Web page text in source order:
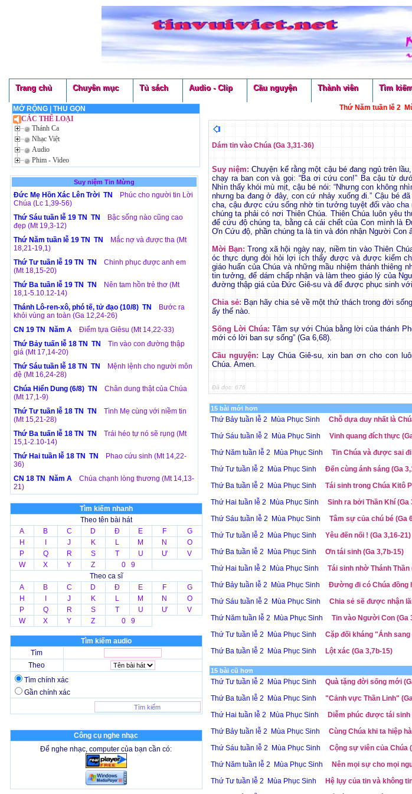
Trang chủ Chuyên mục Tủ sách Audio - Clip Cầu nguyện Thành viên Tìm
MỞ RỘNG
THU GỌN
CÁC THỂ LOẠI
Thánh Ca
Nhạc Việt
Audio
Phim - Video
Suy niệm Tin Mừng
Đức Mẹ Hồn Xác Lên Trời TN
Phúc cho người tin Lời
Chúa (Lc 1,39-56)
Thứ Sáu tuần lễ 19 TN TN
Bậc sống nào cũng cao
đẹp (Mt 19,3-12)
Thứ Năm tuần lễ 19 TN TN
Mắc nợ và được tha (Mt
18,21-19,1)
Thứ Tư tuần lễ 19 TN TN
Chinh phục được anh em
(Mt 18,15-20)
Thứ Ba tuần lễ 19 TN TN
Nên tam hồn trẻ thơ (Mt
18,1-5.10.12-14)
Thánh Lô-ren-xô, phó tế, tử đạo (10/8) TN
Bước ra
khỏi vùng an toàn (Ga 12,24-26)
CN 19 TN Năm A
Điểm tựa Giêsu (Mt 14,22-33)
Thứ Bảy tuấn lễ 18 TN TN
Tin vào con đường thập
giá (Mt 17,14-20)
Thứ Sáu tuần lễ 18 TN TN
Mệnh lệnh cho người môn
đệ (Mt 16,24-28)
Chúa Hiển Dung (6/8) TN
Chân dung thật của Chúa
(Mt 17,1-9)
Thứ Tư tuần lễ 18 TN TN
Tình Mẹ cùng với niềm tin
(Mt 15,21-28)
Thứ Ba tuấn lễ 18 TN TN
Trái héo tự nó sẽ rụng (Mt
15,1-2.10-14)
Thứ Hai tuần lễ 18 TN TN
Phao cứu sinh (Mt 14,22-
36)
CN 18 TN Năm A
Chúa chạnh lòng thương (Mt 14,13-
21)
Tìm kiếm nhanh
Theo tên bài hát
A
B C D Đ E F
G
H
J K L M N
O
P
Q R S T U Ư
V
W
X Y Z
0 9
Theo ca sĩ
A
B C D Đ E F
G
H
J K L M N
O
P
Q R S T U Ư
V
W
X Y Z 0 9
Tìm kiếm audio
Tìm
Theo
Tìm chính xác
Gần chính xác
Công cụ nghe nhạc
Để nghe nhạc, computer của bạn cần có:
Thứ Năm tuần lễ 2
Dám tin vào Chúa (Ga 3,31-36)
Suy niệm: Chuyện kể rằng một cậu bé đang ngủ trên
chạy ra ban con và gọi: “Ba ơi cứu con!” Ba cậu từ
Nhìn thấy khói mù mịt, cậu bé nói: “Nhưng con không
nhưng ba đang ở đây, con cứ nhảy xuống đi.” Cậu bé
cha, cậu được cứu sống nhờ tin tưởng tuyệt đối vào cha
chúng ta phải có nơi Thiên Chúa. Thiên Chúa luôn yêu
để cứu độ chúng ta, bằng cả cái chết của Con mình là
Ơn Cứu độ, phần chúng ta là tin và đón nhận Người Con
Mời Bạn: Trong xã hội ngày nay, niềm tin vào Thiên
óc thực dụng đòi hỏi lợi ích thấy được và được kiểm
giáo huấn của Chúa và những mầu nhiệm thánh
tin tưởng, để dám chấp nhận và làm theo giáo lý của
đường thập giá của Đức Giê-su và để được phục sinh
Chia sẻ: Bạn hãy chia sẻ về một thử thách trong đời
ấy thế nào.
Sống Lời Chúa:Tâm sự với Chúa bằng lời của thánh
mới có lời ban sự sống” (Ga 6,68).
Cầu nguyện: Lạy Chúa Giê-su, xin ban ơn cho con
Chúa. Amen.
Đã đọc: 676
15 bài mới hơn
Thứ Bảy tuần lễ 2 Mùa Phục Sinh
Chỗ dựa duy nhất là
Thứ Sáu tuần lễ 2 Mùa Phục Sinh
Vinh quang đích thực
Thứ Năm tuần lễ 2 Mùa Phục Sinh
Tin Chúa và được sai đi
Thứ Tư tuần lễ 2 Mùa Phục Sinh
Đến cùng ánh sáng (Ga
Thứ Ba tuần lễ 2 Mùa Phục Sinh
Tái sinh trong Chúa Kitô
Thứ Hai tuần lễ 2 Mùa Phục Sinh
Sinh ra bởi Thần Khí (Ga
Thứ Sáu tuần lễ 2 Mùa Phục Sinh
Tâm sự của chú bé (Ga
Thứ Tư tuần lễ 2 Mùa Phục Sinh
Yêu đến nối ! (Ga 3,16-21)
Thứ Ba tuần lễ 2 Mùa Phục Sinh
Ơn tái sinh (Ga 3,7b-15)
Thứ Hai tuần lễ 2 Mùa Phục Sinh
Tái sinh nhờ Thánh Thần
Thứ Bảy tuần lễ 2 Mùa Phục Sinh
Đường đi có Chúa đồng
Thứ Sáu tuần lễ 2 Mùa Phục Sinh
Chia sẻ sẽ được nhận
Thứ Năm tuần lễ 2 Mùa Phục Sinh
Tin vào Người Con (Ga
Thứ Tư tuần lễ 2 Mùa Phục Sinh
Cặp đối kháng "Ánh
Thứ Ba tuần lễ 2 Mùa Phục Sinh
Lột xác (Ga 3,7b-15)
15 bài cũ hơn
Thứ Tư tuần lễ 2 Mùa Phục Sinh
Quà tặng đời sống mới
Thứ Ba tuần lễ 2 Mùa Phục Sinh
"Cảnh vực Thần Linh"
Thứ Hai tuần lễ 2 Mùa Phục Sinh
Diễm phúc được tái sinh
Thứ Bảy tuần lễ 2 Mùa Phục Sinh
Cùng Chúa khi ta hiệp
Thứ Sáu tuần lễ 2 Mùa Phục Sinh
Cộng sự viên của Chúa
Thứ Năm tuần lễ 2 Mùa Phục Sinh
Nên mọi sự cho mọi
Thứ Tư tuần lễ 2 Mùa Phục Sinh
Hệ lụy của tin và không